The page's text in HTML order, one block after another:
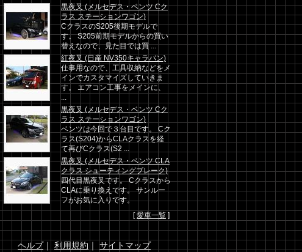
黒夜叉 (メルセデス・ベンツ Cク
ラス ステーションワゴン)
CクラスのS205後期モデルで
す。 S205前期モデルからの買い
替えなので、見た目では買 ...
紅夜叉 (日産 NV350キャラバン)
仕事用なので、工具収納などをメ
インでカスタマイズしていきま
す。 エアコン工事をメインに、
黒夜叉 (メルセデス・ベンツ Cク
ラス ステーションワゴン)
ベンツは今回で３台目です。 Cク
ラス(S204)からCLAクラスを経
て再びCクラス(S2 ...
黒夜叉 (メルセデス・ベンツ CLA
クラス シューティングブレーク)
四代目黒夜叉です。 Cクラスから
CLAに乗り換えです。 サンルー
フがお気に入りです。
[愛車一覧 ]
ヘルプ｜ 利用規約 ｜ サイトマップ